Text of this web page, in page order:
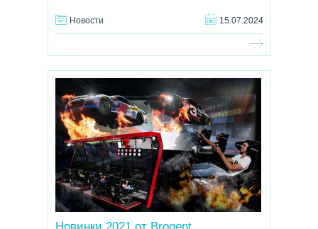
Новости 15.07.2024
Новинки 2021 от Brogent